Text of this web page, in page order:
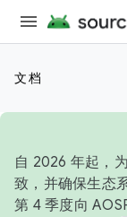
文档
自 2026 年起，
致，并确保生态
第 4 季度向